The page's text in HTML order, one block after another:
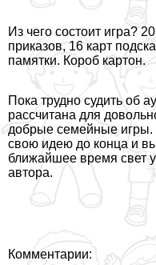
Из чего состоит игра?
приказов, 16 карт
памятки. Короб картон.
Пока трудно судить об
рассчитана для
добрые семейные игры.
свою идею до конца и
ближайшее время свет
автора.
Комментарии: